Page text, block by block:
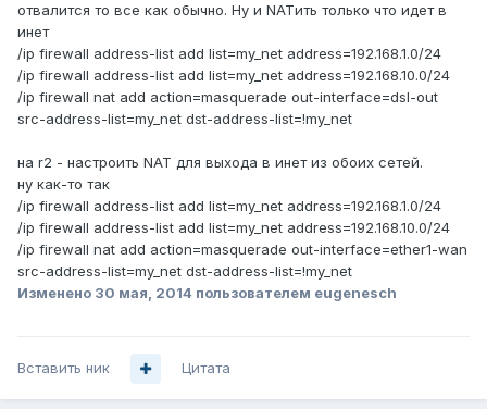
отвалится то все как обычно. Ну и NATить только что идет в
инет
/ip firewall address-list add list=my_net address=192.168.1.0/24
/ip firewall address-list add list=my_net address=192.168.10.0/24
/ip firewall nat add action=masquerade out-interface=dsl-out
src-address-list=my_net dst-address-list=!my_net
на r2 - настроить NAT для выхода в инет из обоих сетей.
ну как-то так
/ip firewall address-list add list=my_net address=192.168.1.0/24
/ip firewall address-list add list=my_net address=192.168.10.0/24
/ip firewall nat add action=masquerade out-interface=ether1-wan
src-address-list=my_net dst-address-list=!my_net
Изменено 30 мая, 2014 пользователем eugenesch
Вставить ник Цитата